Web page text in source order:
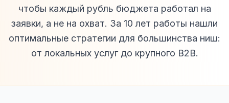
чтобы каждый рубль бюджета работал на
заявки, а не на охват. За 10 лет работы нашли
оптимальные стратегии для большинства ниш:
от локальных услуг до крупного B2B.